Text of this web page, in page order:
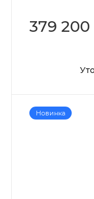
379 200
Новинка